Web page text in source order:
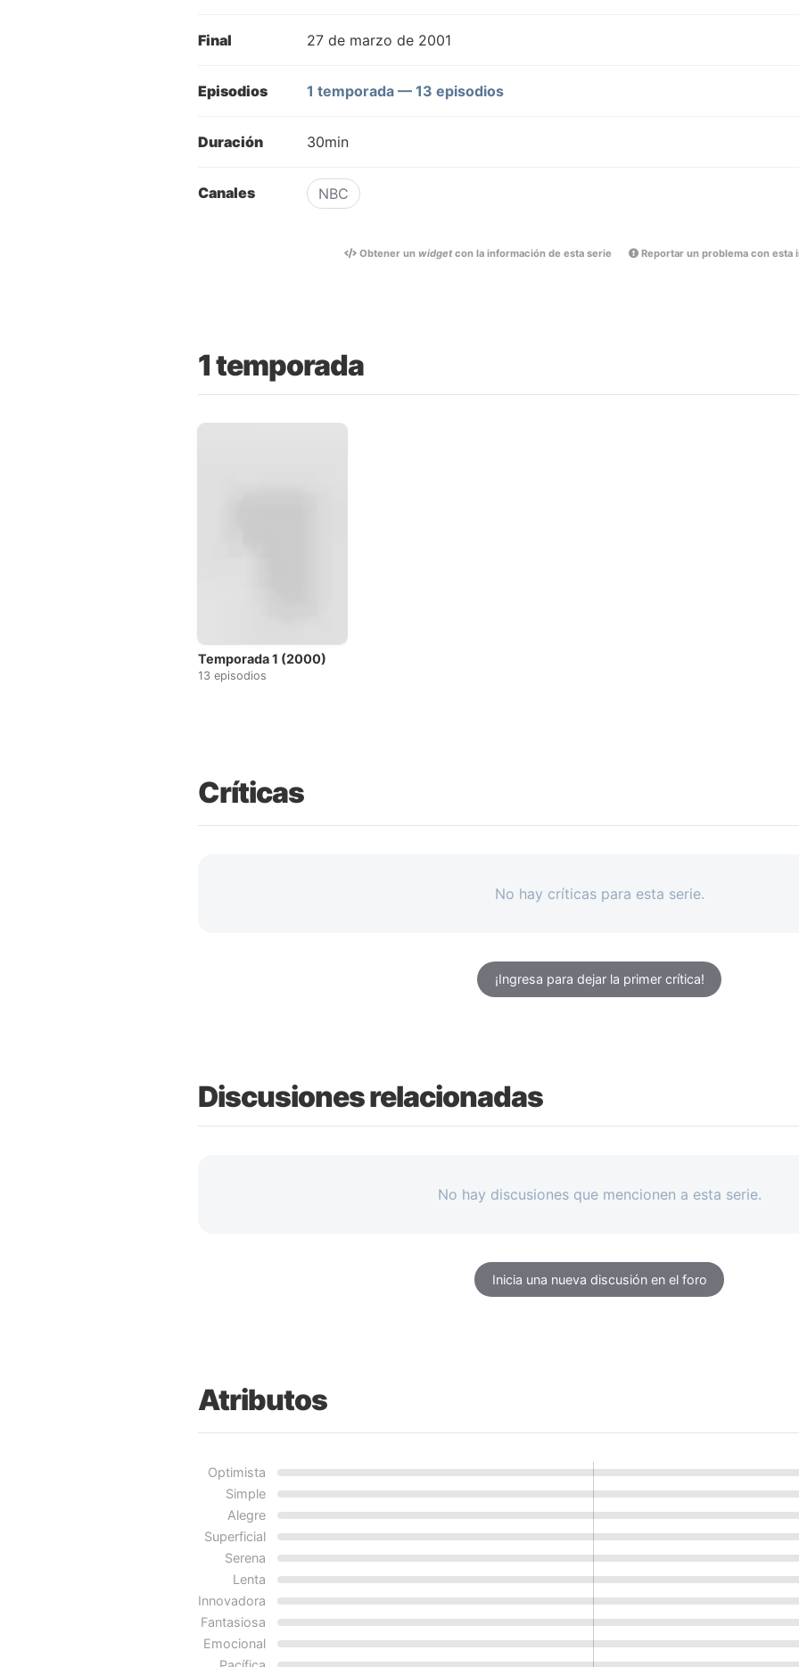
Final 27 de marzo de 2001
Episodios 1 temporada — 13 episodios
Duración 30min
Canales NBC
Obtener un widgetcon la información de esta serie Reportar un problema con esta
1 temporada
Temporada 1 (2000)
13 episodios
Críticas
No hay críticas para esta serie.
¡Ingresa para dejar la primer crítica!
Discusiones relacionadas
No hay discusiones que mencionen a esta serie.
Inicia una nueva discusión en el foro
Atributos
Optimista
Simple
Alegre
Superficial
Serena
Lenta
Innovadora
Fantasiosa
Emocional